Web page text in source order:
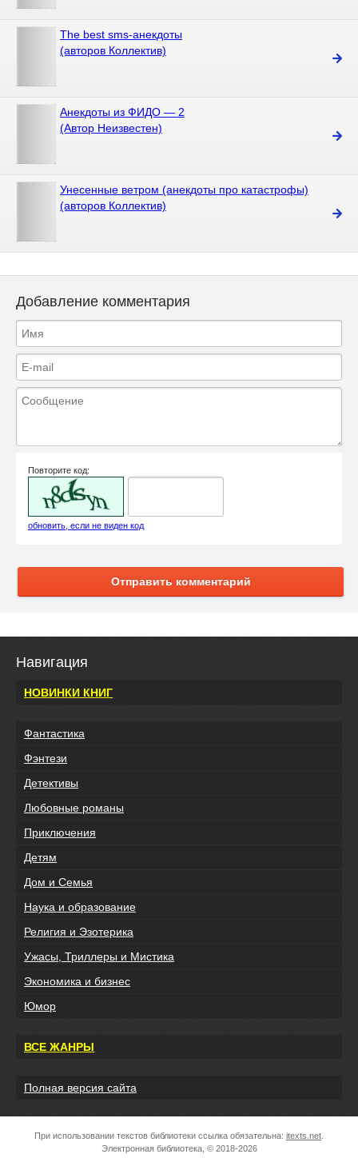
The best sms-анекдоты
(авторов Коллектив)
Анекдоты из ФИДО — 2
(Автор Неизвестен)
Унесенные ветром (анекдоты про катастрофы)
(авторов Коллектив)
Добавление комментария
Повторите код:
обновить, если не виден код
Отправить комментарий
Навигация
НОВИНКИ КНИГ
Фантастика
Фэнтези
Детективы
Любовные романы
Приключения
Детям
Дом и Семья
Наука и образование
Религия и Эзотерика
Ужасы, Триллеры и Мистика
Экономика и бизнес
Юмор
ВСЕ ЖАНРЫ
Полная версия сайта
При использовании текстов библиотеки ссылка обязательна: itexts.net
Электронная библиотека, © 2018-2026